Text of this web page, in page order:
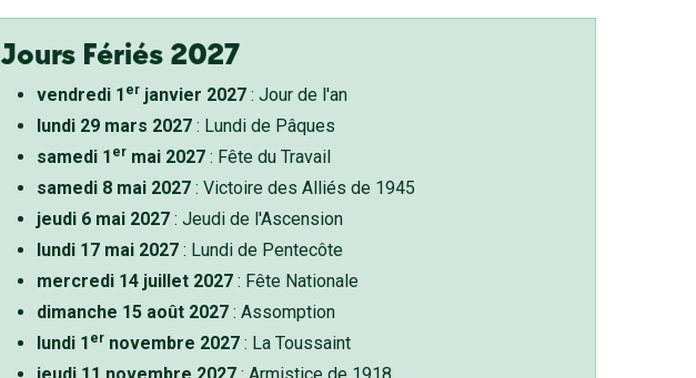
Jours Fériés 2027
vendredi 1 erjanvier 2027: Jour de l'an
lundi 29 mars 2027: Lundi de Pâques
samedi 1 ermai 2027: Fête du Travail
samedi 8 mai 2027: Victoire des Alliés de 1945
jeudi 6 mai 2027: Jeudi de l'Ascension
lundi 17 mai 2027: Lundi de Pentecôte
mercredi 14 juillet 2027: Fête Nationale
dimanche 15 août 2027: Assomption
lundi 1 ernovembre 2027: La Toussaint
jeudi 11 novembre 2027: Armistice de 1918